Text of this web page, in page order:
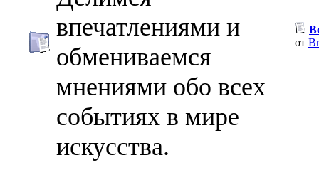
впечатлениями и
обмениваемся
мнениями обо всех
событиях в мире
искусства.
от